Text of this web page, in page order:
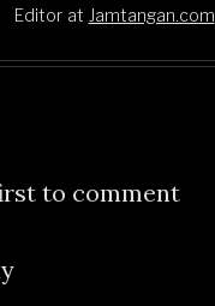
Editor at Jamtangan.com
to comment